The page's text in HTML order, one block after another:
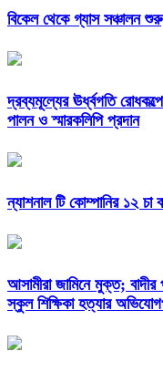
বিকেল থেকে গ্যাস সঞ্চালন
দ্রব্যমূল্যের ঊর্ধ্বগতি
পালন ও স্মারকলিপি প্রদান
ন্যাশনাল টি কোম্পানির ১২ চা
আসামীরা জামিনে মুক্ত;
স্কুল শিক্ষিকা হত্যার